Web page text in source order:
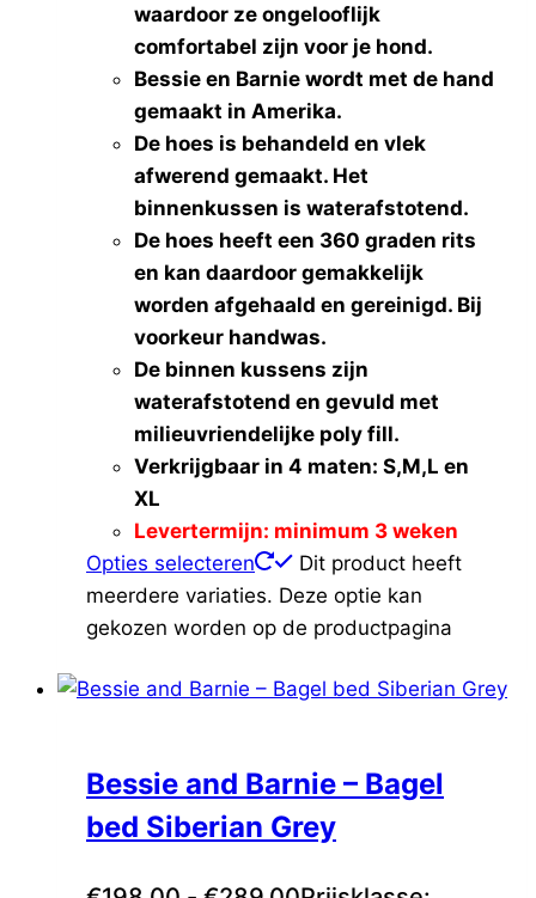
waardoor ze ongelooflijk
comfortabel zijn voor je hond.
Bessie en Barnie wordt met de hand
gemaakt in Amerika.
De hoes is behandeld en vlek
afwerend gemaakt. Het
binnenkussen is waterafstotend.
De hoes heeft een 360 graden rits
en kan daardoor gemakkelijk
worden afgehaald en gereinigd. Bij
voorkeur handwas.
De binnen kussens zijn
waterafstotend en gevuld met
milieuvriendelijke poly fill.
Verkrijgbaar in 4 maten: S,M,L en
XL
Levertermijn: minimum 3 weken
Opties selecteren
Dit product heeft
meerdere variaties. Deze optie kan
gekozen worden op de productpagina
Bessie and Barnie – Bagel
bed Siberian Grey